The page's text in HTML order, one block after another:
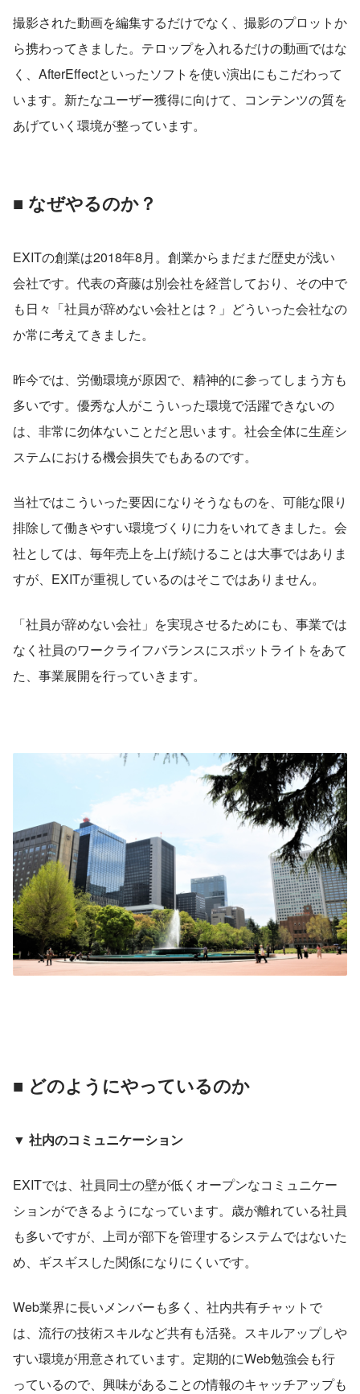
撮影された動画を編集するだけでなく、撮影のプロットか
ら携わってきました。テロップを入れるだけの動画ではな
く、AfterEffectといったソフトを使い演出にもこだわって
います。新たなユーザー獲得に向けて、コンテンツの質を
あげていく環境が整っています。
■ なぜやるのか？
EXITの創業は2018年8月。創業からまだまだ歴史が浅い
会社です。代表の斉藤は別会社を経営しており、その中で
も日々「社員が辞めない会社とは？」どういった会社なの
か常に考えてきました。
昨今では、労働環境が原因で、精神的に参ってしまう方も
多いです。優秀な人がこういった環境で活躍できないの
は、非常に勿体ないことだと思います。社会全体に生産シ
ステムにおける機会損失でもあるのです。
当社ではこういった要因になりそうなものを、可能な限り
排除して働きやすい環境づくりに力をいれてきました。会
社としては、毎年売上を上げ続けることは大事ではありま
すが、EXITが重視しているのはそこではありません。
「社員が辞めない会社」を実現させるためにも、事業では
なく社員のワークライフバランスにスポットライトをあて
た、事業展開を行っていきます。
■ どのようにやっているのか
▼ 社内のコミュニケーション
EXITでは、社員同士の壁が低くオープンなコミュニケー
ションができるようになっています。歳が離れている社員
も多いですが、上司が部下を管理するシステムではないた
め、ギスギスした関係になりにくいです。
Web業界に長いメンバーも多く、社内共有チャットで
は、流行の技術スキルなど共有も活発。スキルアップしや
すい環境が用意されています。定期的にWeb勉強会も行
っているので、興味があることの情報のキャッチアップも